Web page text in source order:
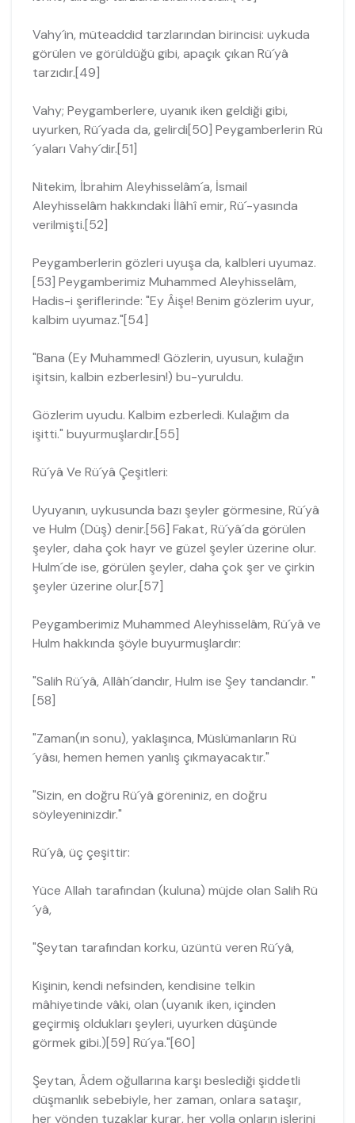
Vahy´in, müteaddid tarzlarından birincisi: uykuda
görülen ve görüldüğü gibi, apaçık çıkan Rü´yâ
tarzıdır.[49]
Vahy; Peygamberlere, uyanık iken geldiği gibi,
uyurken, Rü´yada da, gelirdi[50] Peygamberlerin Rü
´yaları Vahy´dir.[51]
Nitekim, İbrahim Aleyhisselâm´a, İsmail
Aleyhisselâm hakkındaki İlâhî emir, Rü´-yasında
verilmişti.[52]
Peygamberlerin gözleri uyuşa da, kalbleri uyumaz.
[53] Peygamberimiz Muhammed Aleyhisselâm,
Hadis-i şeriflerinde: "Ey Âişe! Benim gözlerim uyur,
kalbim uyumaz."[54]
"Bana (Ey Muhammed! Gözlerin, uyusun, kulağın
işitsin, kalbin ezberlesin!) bu-yuruldu.
Gözlerim uyudu. Kalbim ezberledi. Kulağım da
işitti." buyurmuşlardır.[55]
Rü´yâ Ve Rü´yâ Çeşitleri:
Uyuyanın, uykusunda bazı şeyler görmesine, Rü´yâ
ve Hulm (Düş) denir.[56] Fakat, Rü´yâ´da görülen
şeyler, daha çok hayr ve güzel şeyler üzerine olur.
Hulm´de ise, görülen şeyler, daha çok şer ve çirkin
şeyler üzerine olur.[57]
Peygamberimiz Muhammed Aleyhisselâm, Rü´yâ ve
Hulm hakkında şöyle bu­yurmuşlardır:
"Salih Rü´yâ, Allâh´dandır, Hulm ise Şey tandandır. "
[58]
"Zaman(ın sonu), yaklaşınca, Müslümanların Rü
´yâsı, hemen hemen yanlış çıkma­yacaktır."
"Sizin, en doğru Rü´yâ göreniniz, en doğru
söyleyeninizdir."
Rü´yâ, üç çeşittir:
Yüce Allah tarafından (kuluna) müjde olan Salih Rü
´yâ,
"Şeytan tarafından korku, üzüntü veren Rü´yâ,
Kişinin, kendi nefsinden, kendisine telkin
mâhiyetinde vâki, olan (uyanık iken, içinden
geçirmiş oldukları şeyleri, uyurken düşünde
görmek gibi.)[59] Rü´ya."[60]
Şeytan, Âdem oğullarına karşı beslediği şiddetli
düşmanlık sebebiyle, her za­man, onlara sataşır,
her yönden tuzaklar kurar, her yolla onların işlerini